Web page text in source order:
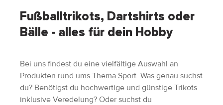
Fußballtrikots, Dartshirts oder
Bälle - alles für dein Hobby
Bei uns findest du eine vielfältige Auswahl an
Produkten rund ums Thema Sport. Was genau suchst
du? Benötigst du hochwertige und günstige Trikots
inklusive Veredelung? Oder suchst du